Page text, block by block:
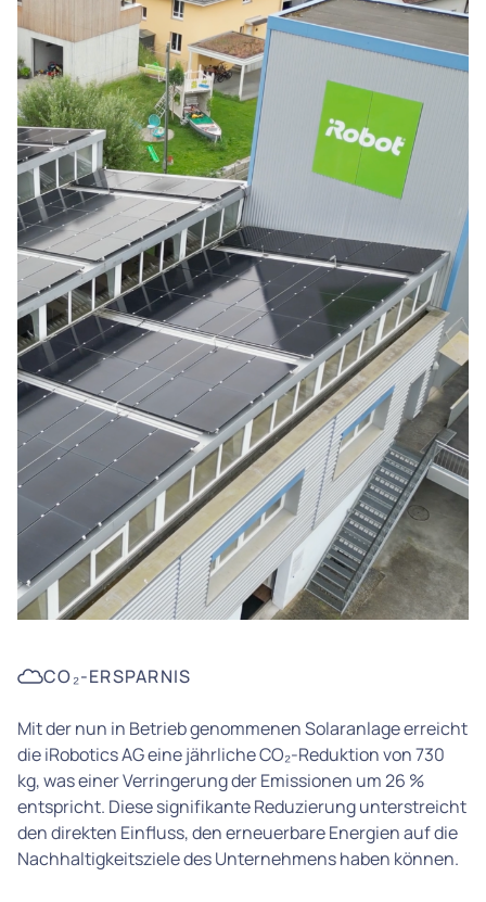
CO₂-ERSPARNIS
Mit der nun in Betrieb genommenen Solaranlage erreicht
die iRobotics AG eine jährliche CO₂-Reduktion von 730
kg, was einer Verringerung der Emissionen um 26 %
entspricht. Diese signifikante Reduzierung unterstreicht
den direkten Einfluss, den erneuerbare Energien auf die
Nachhaltigkeitsziele des Unternehmens haben können.